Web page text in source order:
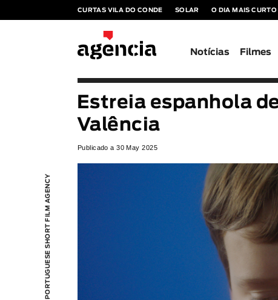
CURTAS VILA DO CONDE SOLAR O DIA MAIS CURTO
Notícias Filmes
PORTUGUESE SHORT FILM AGENCY
Estreia espanhola
Valência
Publicado a 30 May 2025